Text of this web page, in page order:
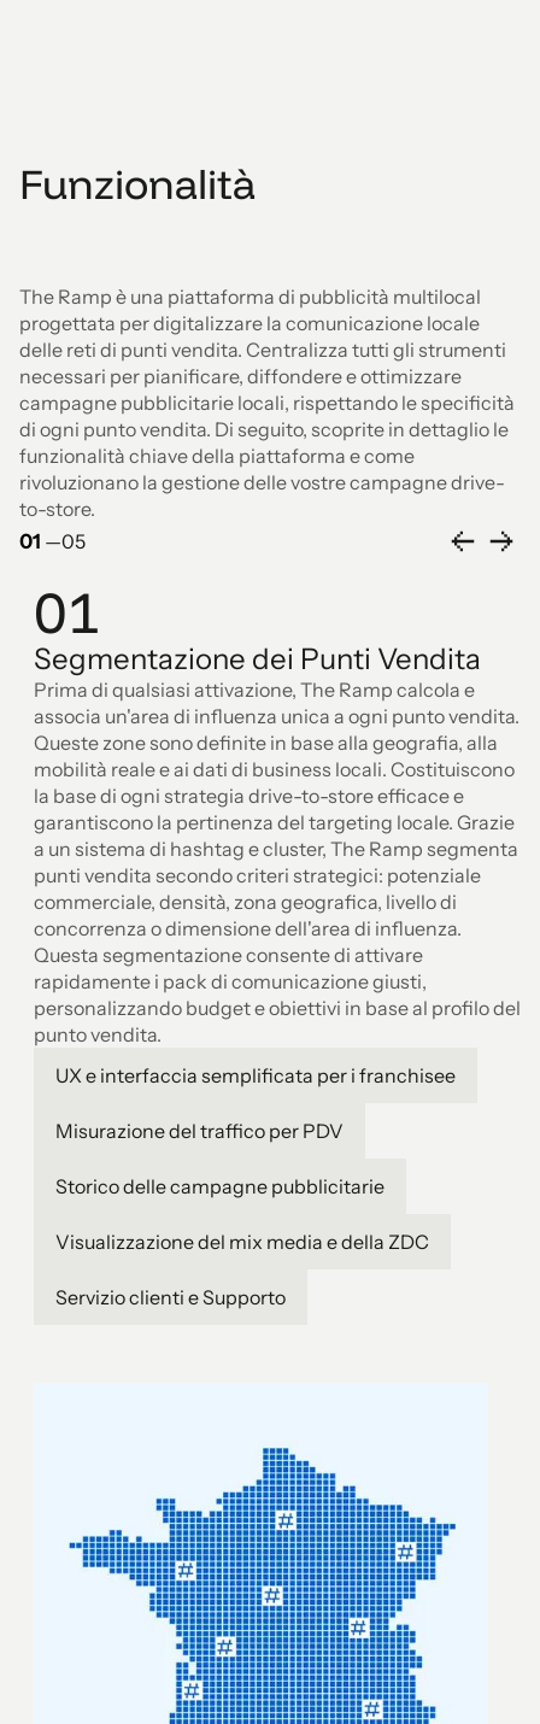
Funzionalità
The Ramp è una piattaforma di pubblicità multilocal
progettata per digitalizzare la comunicazione locale
delle reti di punti vendita. Centralizza tutti gli strumenti
necessari per pianificare, diffondere e ottimizzare
campagne pubblicitarie locali, rispettando le specificità
di ogni punto vendita. Di seguito, scoprite in dettaglio le
funzionalità chiave della piattaforma e come
rivoluzionano la gestione delle vostre campagne drive-
to-store.
01 —05
01
Segmentazione dei Punti Vendita
Prima di qualsiasi attivazione, The Ramp calcola e
associa un'area di influenza unica a ogni punto vendita.
Queste zone sono definite in base alla geografia, alla
mobilità reale e ai dati di business locali. Costituiscono
la base di ogni strategia drive-to-store efficace e
garantiscono la pertinenza del targeting locale. Grazie
a un sistema di hashtag e cluster, The Ramp segmenta i
punti vendita secondo criteri strategici: potenziale
commerciale, densità, zona geografica, livello di
concorrenza o dimensione dell'area di influenza.
Questa segmentazione consente di attivare
rapidamente i pack di comunicazione giusti,
personalizzando budget e obiettivi in base al profilo del
punto vendita.
UX e interfaccia semplificata per i franchisee
Misurazione del traffico per PDV
Storico delle campagne pubblicitarie
Visualizzazione del mix media e della ZDC
Servizio clienti e Supporto